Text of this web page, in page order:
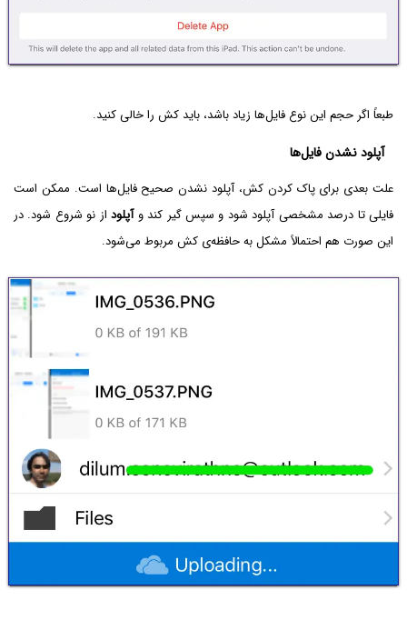
طبعاً اگر حجم این نوع فایل‌ها زیاد باشد، باید کش را خالی کنید.
آپلود نشدن فایل‌ها
علت بعدی برای پاک کردن کش، آپلود نشدن صحیح فایل‌ها است. ممکن است
فایلی تا درصد مشخصی آپلود شود و سپس گیر کند وآپلوداز نو شروع شود. در
این صورت هم احتمالاً مشکل به حافظه‌ی کش مربوط می‌شود.